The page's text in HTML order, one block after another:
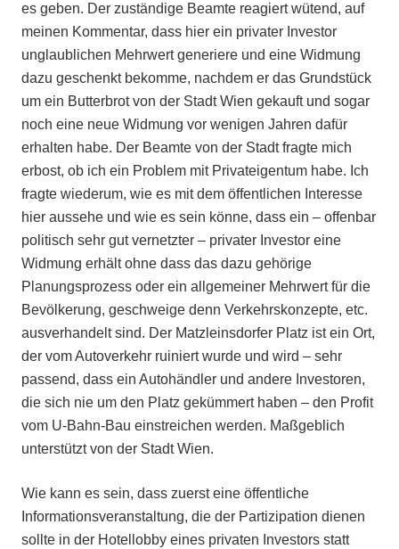
es geben. Der zuständige Beamte reagiert wütend, auf
meinen Kommentar, dass hier ein privater Investor
unglaublichen Mehrwert generiere und eine Widmung
dazu geschenkt bekomme, nachdem er das Grundstück
um ein Butterbrot von der Stadt Wien gekauft und sogar
noch eine neue Widmung vor wenigen Jahren dafür
erhalten habe. Der Beamte von der Stadt fragte mich
erbost, ob ich ein Problem mit Privateigentum habe. Ich
fragte wiederum, wie es mit dem öffentlichen Interesse
hier aussehe und wie es sein könne, dass ein – offenbar
politisch sehr gut vernetzter – privater Investor eine
Widmung erhält ohne dass das dazu gehörige
Planungsprozess oder ein allgemeiner Mehrwert für die
Bevölkerung, geschweige denn Verkehrskonzepte, etc.
ausverhandelt sind. Der Matzleinsdorfer Platz ist ein Ort,
der vom Autoverkehr ruiniert wurde und wird – sehr
passend, dass ein Autohändler und andere Investoren,
die sich nie um den Platz gekümmert haben – den Profit
vom U-Bahn-Bau einstreichen werden. Maßgeblich
unterstützt von der Stadt Wien.
Wie kann es sein, dass zuerst eine öffentliche
Informationsveranstaltung, die der Partizipation dienen
sollte in der Hotellobby eines privaten Investors statt